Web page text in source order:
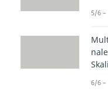
5/6 –
nale
6/6 –